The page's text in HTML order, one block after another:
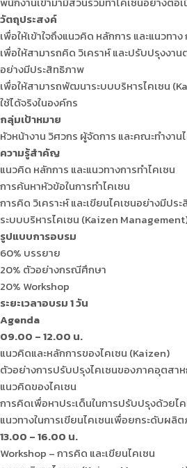
วัตถุประสงค์
เพื่อให้เข้าใจถึงแนวคิด หลักการ และแนวทาง
เพื่อให้สามารถคิด วิเคราห์ และปรับปรุงงา
อย่างมีประสิทธิภาพ
เพื่อให้สามารถพัฒนาระบบบริหารไคเซน
ใช้ได้จริงในองค์กร
กลุ่มเป้าหมาย
หัวหน้างาน วิศวกร ผู้จัดการ และคณะทำงาน
ความรู้สำคัญ
แนวคิด หลักการ และแนวทางการทำไคเซน
การค้นหาหัวข้อในการทำไคเซน
การคิด วิเคราะห์ และเขียนไคเซนอย่างมีปร
ระบบบริหารไคเซน (Kaizen
รูปแบบการอบรม
60% บรรยาย
20% ตัวอย่างกรณีศึกษา
20% Workshop
ระยะเวลาอบรม 1 วัน
Agenda
09.00 – 12.00 น.
แนวคิดและหลักการของไคเซน (Kaizen)
ตัวอย่างการปรับปรุงไคเซนของภาคอุตสาห
แนวคิดของไคเซน
การคิดเพื่อหาประเด็นในการปรับปรุงด้วยไ
แนวทางในการเขียนไคเซนเพื่อยกระดับผ
13.00 – 16.00 น.
Workshop – การคิด และเขียนไคเซน